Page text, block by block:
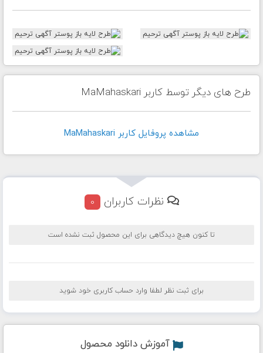
طرح های دیگر توسط کاربر MaMahaskari
مشاهده پروفايل کاربر MaMahaskari
نظرات کاربران 0
تا کنون هیچ دیدگاهی برای این محصول ثبت نشده است
برای ثبت نظر لطفا وارد حساب کاربری خود شوید
آموزش دانلود محصول